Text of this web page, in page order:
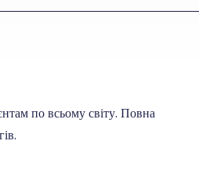
по всьому світу. Повна